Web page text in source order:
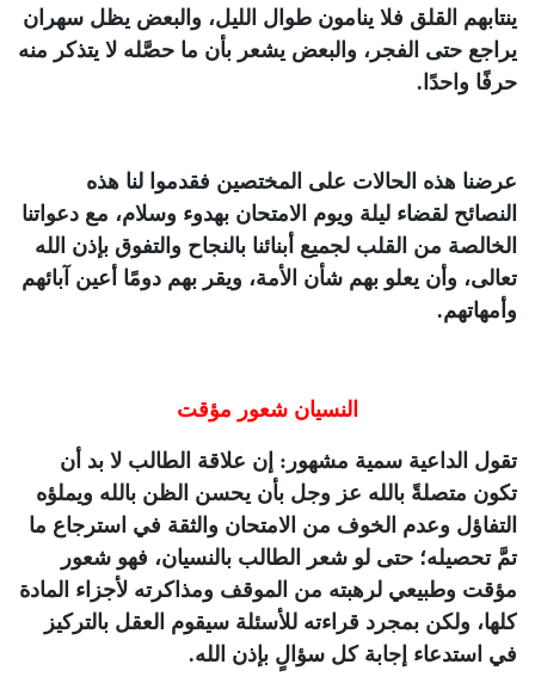
ينتابهم القلق فلا ينامون طوال الليل، والبعض يظل سهران
يراجع حتى الفجر، والبعض يشعر بأن ما حصَّله لا يتذكر منه
حرفًا واحدًا.
عرضنا هذه الحالات على المختصين فقدموا لنا هذه
النصائح لقضاء ليلة ويوم الامتحان بهدوء وسلام، مع دعواتنا
الخالصة من القلب لجميع أبنائنا بالنجاح والتفوق بإذن الله
تعالى، وأن يعلو بهم شأن الأمة، ويقر بهم دومًا أعين آبائهم
وأمهاتهم.
النسيان شعور مؤقت
تقول الداعية سمية مشهور: إن علاقة الطالب لا بد أن
تكون متصلةً بالله عز وجل بأن يحسن الظن بالله ويملؤه
التفاؤل وعدم الخوف من الامتحان والثقة في استرجاع ما
تمَّ تحصيله؛ حتى لو شعر الطالب بالنسيان، فهو شعور
مؤقت وطبيعي لرهبته من الموقف ومذاكرته لأجزاء المادة
كلها، ولكن بمجرد قراءته للأسئلة سيقوم العقل بالتركيز
في استدعاء إجابة كل سؤالٍ بإذن الله.